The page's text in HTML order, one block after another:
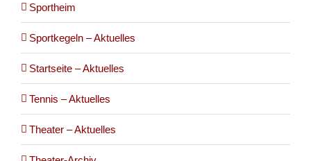
Sportheim
Sportkegeln – Aktuelles
Startseite – Aktuelles
Tennis – Aktuelles
Theater – Aktuelles